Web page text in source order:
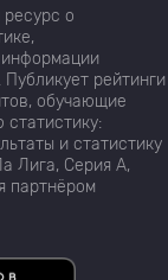
о
информации
рейтинги
обучающие
и статистику
Лига, Серия А,
партнёром